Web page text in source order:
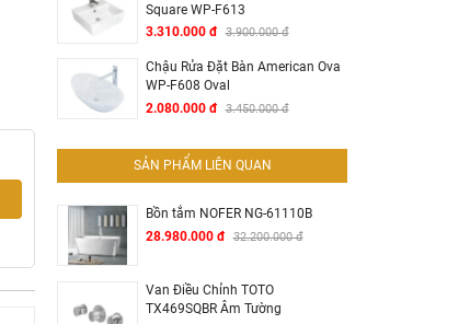
Square WP-F613
3.310.000 đ 3.900.000 đ
Chậu Rửa Đặt Bàn American Ova
WP-F608 Oval
2.080.000 đ 3.450.000 đ
SẢN PHẨM LIÊN QUAN
Bồn tắm NOFER NG-61110B
28.980.000 đ 32.200.000 đ
Van Điều Chỉnh TOTO
TX469SQBR Âm Tường